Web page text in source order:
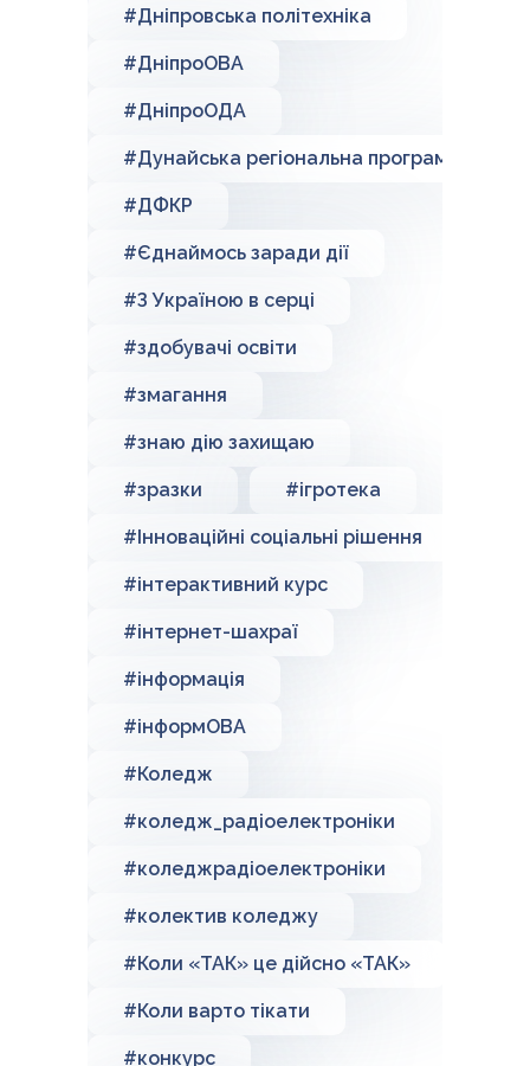
#Дніпровська політехніка
#ДніпроОВА
#ДніпроОДА
#Дунайська регіональна програма
#ДФКР
#Єднаймось заради дії
#З Україною в серці
#здобувачі освіти
#змагання
#знаю дію захищаю
#зразки #ігротека
#Інноваційні соціальні рішення
#інтерактивний курс
#інтернет-шахраї
#інформація
#інформОВА
#Коледж
#коледж_радіоелектроніки
#коледжрадіоелектроніки
#колектив коледжу
#Коли «ТАК» це дійсно «ТАК»
#Коли варто тікати
#конкурс